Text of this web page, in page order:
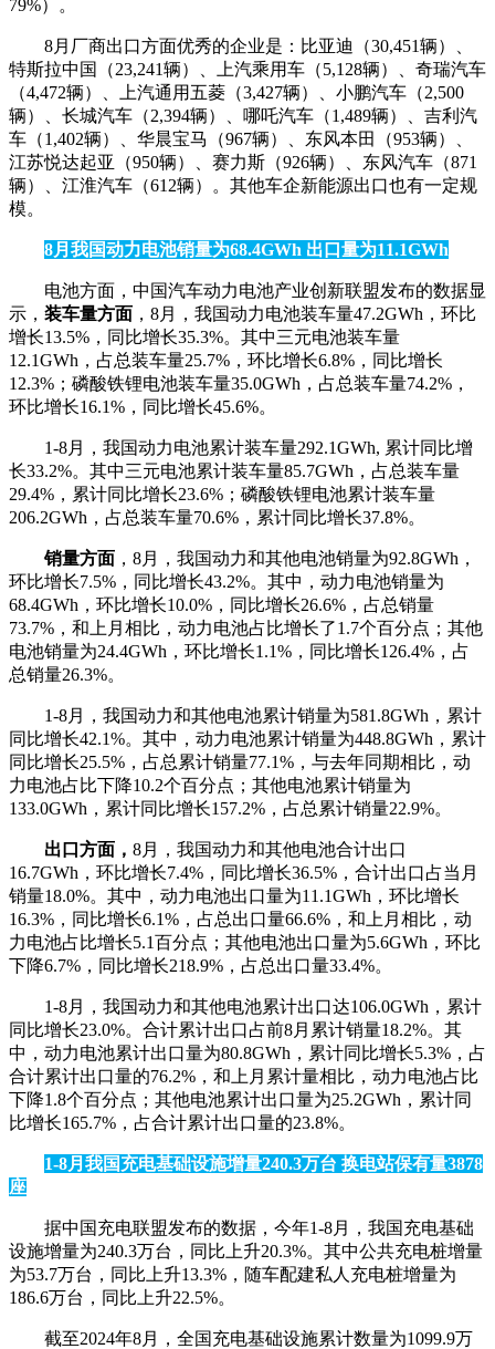
79%）。
8月厂商出口方面优秀的企业是：比亚迪（30,451辆）、
特斯拉中国（23,241辆）、上汽乘用车（5,128辆）、奇瑞汽车
（4,472辆）、上汽通用五菱（3,427辆）、小鹏汽车（2,500
辆）、长城汽车（2,394辆）、哪吒汽车（1,489辆）、吉利汽
车（1,402辆）、华晨宝马（967辆）、东风本田（953辆）、
江苏悦达起亚（950辆）、赛力斯（926辆）、东风汽车（871
辆）、江淮汽车（612辆）。其他车企新能源出口也有一定规
模。
8月我国动力电池销量为68.4GWh 出口量为11.1GWh
电池方面，中国汽车动力电池产业创新联盟发布的数据显
示， 装车量方面 ，8月，我国动力电池装车量47.2GWh，环比
增长13.5%，同比增长35.3%。其中三元电池装车量
12.1GWh，占总装车量25.7%，环比增长6.8%，同比增长
12.3%；磷酸铁锂电池装车量35.0GWh，占总装车量74.2%，
环比增长16.1%，同比增长45.6%。
1-8月，我国动力电池累计装车量292.1GWh, 累计同比增
长33.2%。其中三元电池累计装车量85.7GWh，占总装车量
29.4%，累计同比增长23.6%；磷酸铁锂电池累计装车量
206.2GWh，占总装车量70.6%，累计同比增长37.8%。
销量方面 ，8月，我国动力和其他电池销量为92.8GWh，
环比增长7.5%，同比增长43.2%。其中，动力电池销量为
68.4GWh，环比增长10.0%，同比增长26.6%，占总销量
73.7%，和上月相比，动力电池占比增长了1.7个百分点；其他
电池销量为24.4GWh，环比增长1.1%，同比增长126.4%，占
总销量26.3%。
1-8月，我国动力和其他电池累计销量为581.8GWh，累计
同比增长42.1%。其中，动力电池累计销量为448.8GWh，累计
同比增长25.5%，占总累计销量77.1%，与去年同期相比，动
力电池占比下降10.2个百分点；其他电池累计销量为
133.0GWh，累计同比增长157.2%，占总累计销量22.9%。
出口方面， 8月，我国动力和其他电池合计出口
16.7GWh，环比增长7.4%，同比增长36.5%，合计出口占当月
销量18.0%。其中，动力电池出口量为11.1GWh，环比增长
16.3%，同比增长6.1%，占总出口量66.6%，和上月相比，动
力电池占比增长5.1百分点；其他电池出口量为5.6GWh，环比
下降6.7%，同比增长218.9%，占总出口量33.4%。
1-8月，我国动力和其他电池累计出口达106.0GWh，累计
同比增长23.0%。合计累计出口占前8月累计销量18.2%。其
中，动力电池累计出口量为80.8GWh，累计同比增长5.3%，占
合计累计出口量的76.2%，和上月累计量相比，动力电池占比
下降1.8个百分点；其他电池累计出口量为25.2GWh，累计同
比增长165.7%，占合计累计出口量的23.8%。
1-8月我国充电基础设施增量240.3万台 换电站保有量3878
座
据中国充电联盟发布的数据，今年1-8月，我国充电基础
设施增量为240.3万台，同比上升20.3%。其中公共充电桩增量
为53.7万台，同比上升13.3%，随车配建私人充电桩增量为
186.6万台，同比上升22.5%。
截至2024年8月，全国充电基础设施累计数量为1099.9万